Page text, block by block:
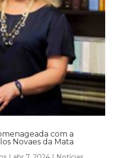
com a
Novaes da Mata